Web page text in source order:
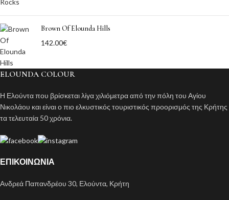
Brown Of Elounda Hills
142.00€
ELOUNDA COLOUR
Η Ελούντα που βρίσκεται λίγα χιλιόμετρα από την πόλη του Αγίου
Νικολάου και είναι ο πιο ελκυστικός τουριστικός προορισμός της Κρήτης
τα τελευταία 50 χρόνια.
ΕΠΙΚΟΙΝΩΝΊΑ
Ανδρεά Παπανδρέου 30, Ελούντα, Κρήτη